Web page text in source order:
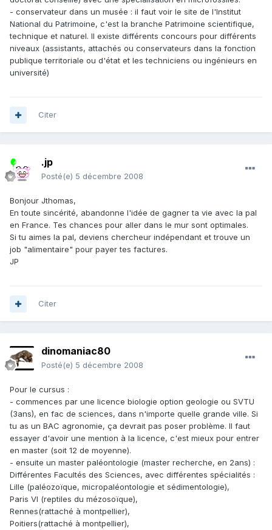
- conservateur dans un musée : il faut voir le site de l'Institut
National du Patrimoine, c'est la branche Patrimoine scientifique,
technique et naturel. Il existe différents concours pour différents
niveaux (assistants, attachés ou conservateurs dans la fonction
publique territoriale ou d'état et les techniciens ou ingénieurs en
université)
Citer
.jp
Posté(e) 5 décembre 2008
Bonjour Jthomas,
En toute sincérité, abandonne l'idée de gagner ta vie avec la pal
en France. Tes chances pour aller dans le mur sont optimales.
Si tu aimes la pal, deviens chercheur indépendant et trouve un
job "alimentaire" pour payer tes factures.
JP
Citer
dinomaniac80
Posté(e) 5 décembre 2008
Pour le cursus :
- commences par une licence biologie option geologie ou SVTU
(3ans), en fac de sciences, dans n'importe quelle grande ville. Si
tu as un BAC agronomie, ça devrait pas poser problème. Il faut
essayer d'avoir une mention à la licence, c'est mieux pour entrer
en master (soit 12 de moyenne).
- ensuite un master paléontologie (master recherche, en 2ans) :
Différentes Facultés des Sciences, avec différentes spécialités :
Lille (paléozoïque, micropaléontologie et sédimentologie),
Paris VI (reptiles du mézosoïque),
Rennes(rattaché à montpellier),
Poitiers(rattaché à montpellier),